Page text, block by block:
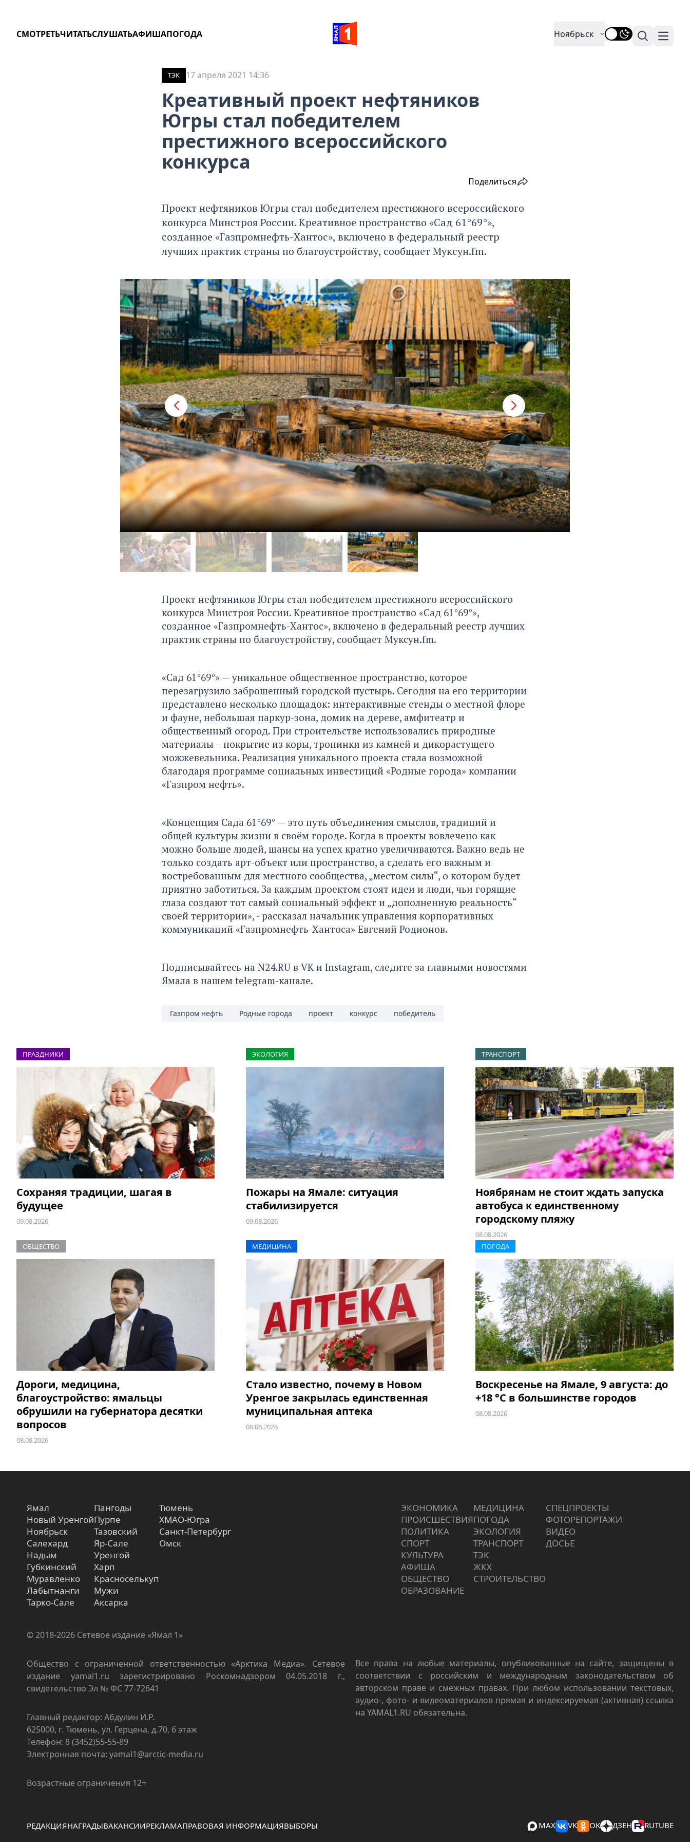
СМОТРЕТЬЧИТАТЬСЛУШАТЬАФИШАПОГОДА Ноябрьск
Поиск
ТЭК 17 апреля 2021 14:36
Креативный проект нефтяников
Югры стал победителем
престижного всероссийского
конкурса
Поделиться
Проект нефтяников Югры стал победителем престижного всероссийского
конкурса Минстроя России. Креативное пространство «Сад 61°69°»,
созданное «Газпромнефть-Хантос», включено в федеральный реестр
лучших практик страны по благоустройству, сообщает Муксун.fm.
Проект нефтяников Югры стал победителем престижного всероссийского
конкурса Минстроя России. Креативное пространство «Сад 61°69°»,
созданное «Газпромнефть-Хантос», включено в федеральный реестр лучших
практик страны по благоустройству, сообщает Муксун.fm.
«Сад 61°69°» — уникальное общественное пространство, которое
перезагрузило заброшенный городской пустырь. Сегодня на его территории
представлено несколько площадок: интерактивные стенды о местной флоре
и фауне, небольшая паркур-зона, домик на дереве, амфитеатр и
общественный огород. При строительстве использовались природные
материалы – покрытие из коры, тропинки из камней и дикорастущего
можжевельника. Реализация уникального проекта стала возможной
благодаря программе социальных инвестиций «Родные города» компании
«Газпром нефть».
«Концепция Сада 61°69° — это путь объединения смыслов, традиций и
общей культуры жизни в своём городе. Когда в проекты вовлечено как
можно больше людей, шансы на успех кратно увеличиваются. Важно ведь не
только создать арт-объект или пространство, а сделать его важным и
востребованным для местного сообщества, „местом силы“, о котором будет
приятно заботиться. За каждым проектом стоят идеи и люди, чьи горящие
глаза создают тот самый социальный эффект и „дополненную реальность“
своей территории», - рассказал начальник управления корпоративных
коммуникаций «Газпромнефть-Хантоса» Евгений Родионов.
Подписывайтесь на N24.RUв VK и Instagram, следите за главными новостями
Ямала в нашем telegram-канале.
Газпром нефть Родные города проект конкурс победитель
ПРАЗДНИКИ
Сохраняя традиции, шагая в
будущее
09.08.2026
ЭКОЛОГИЯ
Пожары на Ямале: ситуация
стабилизируется
09.08.2026
ТРАНСПОРТ
Ноябрянам не стоит ждать запуска
автобуса к единственному
городскому пляжу
08.08.2026
ОБЩЕСТВО
Дороги, медицина,
благоустройство: ямальцы
обрушили на губернатора десятки
вопросов
08.08.2026
МЕДИЦИНА
Стало известно, почему в Новом
Уренгое закрылась единственная
муниципальная аптека
08.08.2026
ПОГОДА
Воскресенье на Ямале, 9 августа: до
+18 °C в большинстве городов
08.08.2026
Ямал
Новый Уренгой
Ноябрьск
Салехард
Надым
Губкинский
Муравленко
Лабытнанги
Тарко-Сале
Пангоды
Пурпе
Тазовский
Яр-Сале
Уренгой
Харп
Красноселькуп
Мужи
Аксарка
Тюмень
ХМАО-Югра
Санкт-Петербург
Омск
ЭКОНОМИКА
ПРОИCШЕСТВИЯ
ПОЛИТИКА
СПОРТ
КУЛЬТУРА
АФИША
ОБЩЕСТВО
ОБРАЗОВАНИЕ
МЕДИЦИНА
ПОГОДА
ЭКОЛОГИЯ
ТРАНСПОРТ
ТЭК
ЖКХ
СТРОИТЕЛЬСТВО
СПЕЦПРОЕКТЫ
ФОТОРЕПОРТАЖИ
ВИДЕО
ДОСЬЕ
© 2018-2026 Сетевое издание «Ямал 1»
Общество с ограниченной ответственностью «Арктика Медиа». Сетевое
издание yamal1.ru зарегистрировано Роскомнадзором 04.05.2018 г.,
свидетельство Эл № ФС 77-72641
Главный редактор: Абдулин И.Р.
625000, г. Тюмень, ул. Герцена, д.70, 6 этаж
Телефон: 8 (3452)55-55-89
Электронная почта: yamal1@arctic-media.ru
Возрастные ограничения 12+
Все права на любые материалы, опубликованные на сайте, защищены в
соответствии с российским и международным законодательством об
авторском праве и смежных правах. При любом использовании текстовых,
аудио-, фото- и видеоматериалов прямая и индексируемая (активная) ссылка
на YAMAL1.RU обязательна.
РЕДАКЦИЯНАГРАДЫВАКАНСИИРЕКЛАМАПРАВОВАЯ ИНФОРМАЦИЯВЫБОРЫ MAX VK OK ДЗЕН RUTUBE